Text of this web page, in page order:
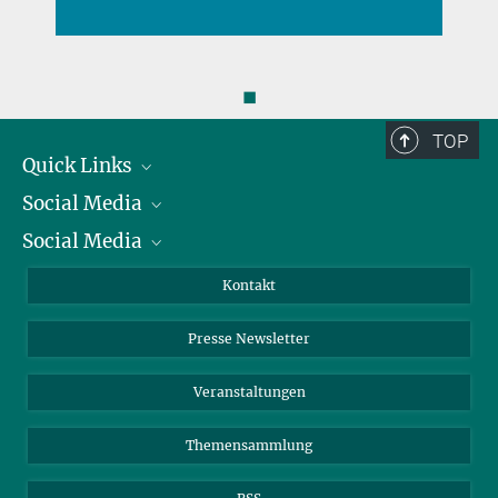
◼
TOP
Quick Links
Präsident
Zahlen und Fakten
Meldestelle Fehlverhalten
Social Media
Bluesky
TikTok
Social Media
Instagram
YouTube
Kontakt
Presse Newsletter
Veranstaltungen
Themensammlung